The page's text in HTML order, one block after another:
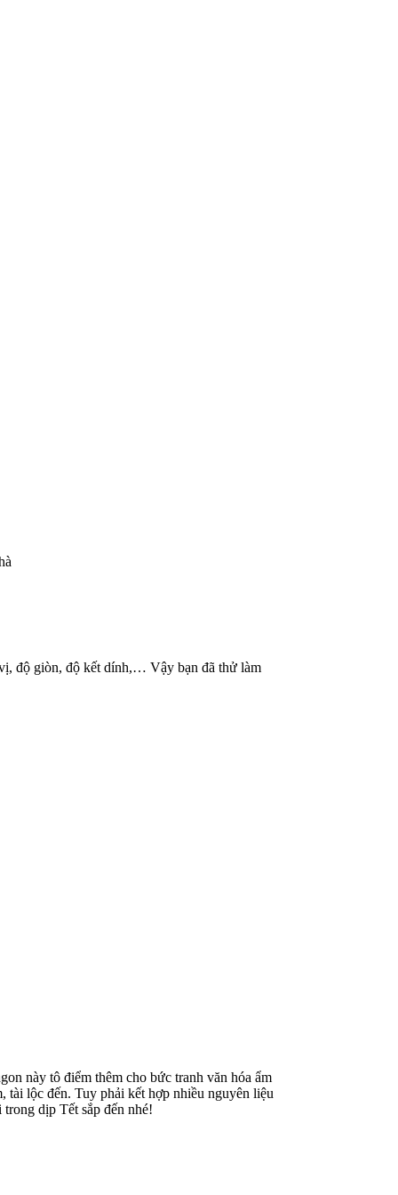
độ giòn, độ kết dính,… Vậy bạn đã thử làm
này tô điểm thêm cho bức tranh văn hóa ẩm
tài lộc đến. Tuy phải kết hợp nhiều nguyên liệu
dịp Tết sắp đến nhé!